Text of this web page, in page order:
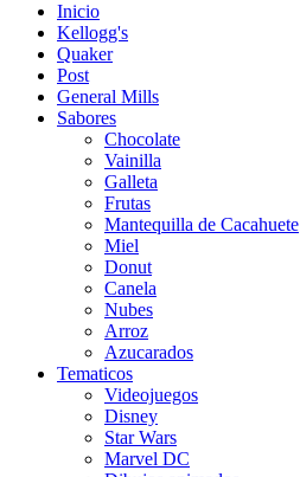
Inicio
Kellogg's
Quaker
Post
General Mills
Sabores
Chocolate
Vainilla
Galleta
Frutas
Mantequilla de Cacahuete
Miel
Donut
Canela
Nubes
Arroz
Azucarados
Tematicos
Videojuegos
Disney
Star Wars
Marvel DC